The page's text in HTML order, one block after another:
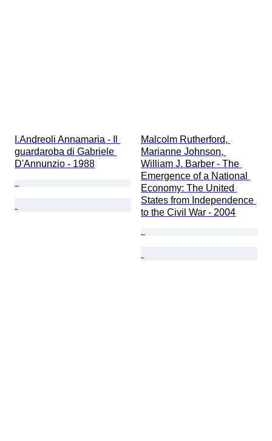
I.Andreoli Annamaria - Il
guardaroba di Gabriele
D'Annunzio - 1988
Malcolm Rutherford,
Marianne Johnson,
William J. Barber - The
Emergence of a National
Economy: The United
States from Independence
to the Civil War - 2004